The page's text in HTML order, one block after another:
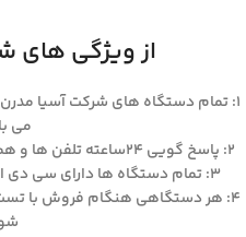
از ویژگی های
۱: تمام دستگاه های شرکت آسیا
می
۲: پاسخ گویی ۲۴ساعته تلفن ها و همکاری با مشتری ها در همه زمینه ها.
۳: تمام دستگاه ها دارای سی دی اموزشی و دفترچه فارسی می باشد.
۴: هر دستگاهی هنگام فروش با